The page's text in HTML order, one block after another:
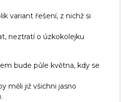
variant řešení, z nichž si
neztratí o úzkokolejku
bude půle května, kdy se
měli již všichni jasno